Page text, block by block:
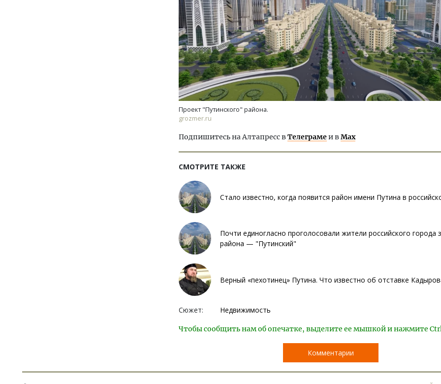
Проект "Путинского" района.
grozmer.ru
Подпишитесь на Алтапресс вТелеграмеи вMax
СМОТРИТЕ ТАКЖЕ
Стало известно, когда появится район имени Путина в
Почти единогласно проголосовали жители российского города
района — "Путинский"
Верный «пехотинец» Путина. Что известно об отставке
Сюжет: Недвижимость
Чтобы сообщить нам об опечатке, выделите ее мышкой и нажмите
Комментарии